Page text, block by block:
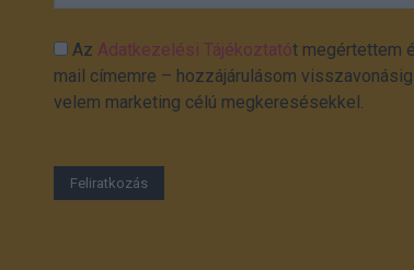
Az Adatkezelési Tájékoztatót megértettem
mail címemre – hozzájárulásom
velem marketing célú megkeresésekkel.